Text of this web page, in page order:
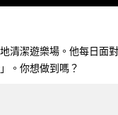
潔遊樂場。他每日面
。你想做到嗎？